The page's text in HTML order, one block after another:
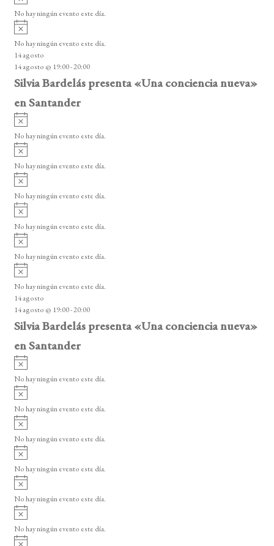
o
v
i
o
No hay ningún evento este día.
A
v
i
s
o
No hay ningún evento este día.
14 agosto
14 agosto @ 19:00-20:00
Silvia Bardelás presenta «Una conciencia nueva»
en Santander
A
v
i
o
No hay ningún evento este día.
A
v
i
o
No hay ningún evento este día.
A
v
i
o
No hay ningún evento este día.
A
v
i
o
No hay ningún evento este día.
A
v
i
o
No hay ningún evento este día.
A
v
i
s
o
No hay ningún evento este día.
14 agosto
14 agosto @ 19:00-20:00
Silvia Bardelás presenta «Una conciencia nueva»
en Santander
A
v
i
o
No hay ningún evento este día.
A
v
i
o
No hay ningún evento este día.
A
v
i
o
No hay ningún evento este día.
A
v
i
o
No hay ningún evento este día.
A
v
i
o
No hay ningún evento este día.
A
v
i
No hay ningún evento este día.
A